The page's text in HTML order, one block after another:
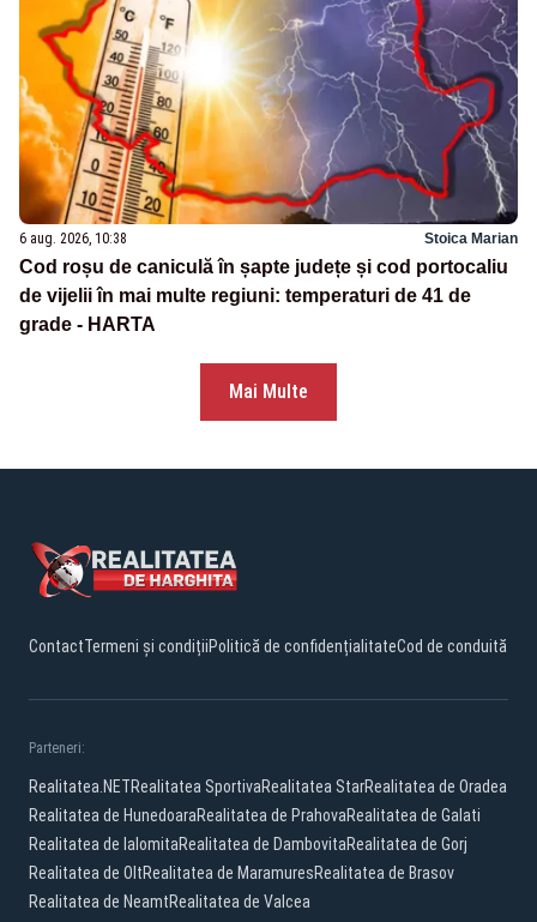
6 aug. 2026, 10:38 Stoica Marian
Cod roșu de caniculă în șapte județe și cod portocaliu
de vijelii în mai multe regiuni: temperaturi de 41 de
grade - HARTA
Mai Multe
ContactTermeni și condițiiPolitică de confidențialitateCod de conduită
Parteneri:
Realitatea.NETRealitatea SportivaRealitatea StarRealitatea de Oradea
Realitatea de HunedoaraRealitatea de PrahovaRealitatea de Galati
Realitatea de IalomitaRealitatea de DambovitaRealitatea de Gorj
Realitatea de OltRealitatea de MaramuresRealitatea de Brasov
Realitatea de NeamtRealitatea de Valcea